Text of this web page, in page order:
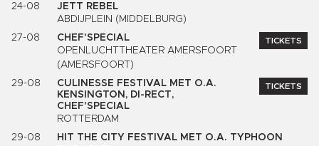
24-08
JETT REBEL
ABDIJPLEIN (MIDDELBURG)
27-08
CHEF'SPECIAL
OPENLUCHTTHEATER AMERSFOORT
(AMERSFOORT)
TICKETS
29-08
CULINESSE FESTIVAL MET O.A.
KENSINGTON, DI-RECT,
CHEF'SPECIAL
ROTTERDAM
TICKETS
29-08
HIT THE CITY FESTIVAL MET O.A. TYPHOON